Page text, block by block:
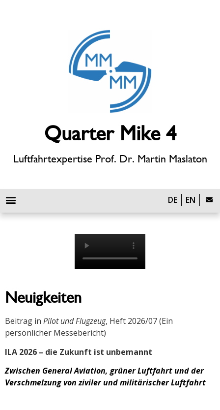
Quarter Mike 4
Luftfahrtexpertise Prof. Dr. Martin Maslaton
DE EN
Neuigkeiten
Beitrag in Pilot und Flugzeug, Heft 2026/07 (Ein
persönlicher Messebericht)
ILA 2026 – die Zukunft ist unbemannt
Zwischen General Aviation, grüner Luftfahrt und der
Verschmelzung von ziviler und militärischer Luftfahrt